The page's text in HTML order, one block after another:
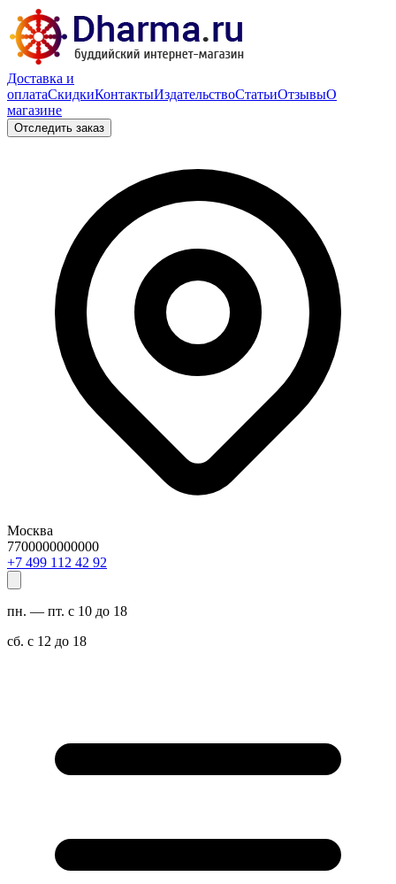
Доставка и
оплатаСкидкиКонтактыИздательствоСтатьиОтзывыО
магазине
Отследить заказ
Москва
7700000000000
29 24 211 994 7+
пн. — пт. с 10 до 18
сб. с 12 до 18